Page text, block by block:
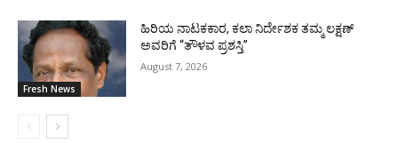
Fresh News
ಹಿರಿಯ ನಾಟಕಕಾರ, ಕಲಾ ನಿರ್ದೇಶಕ ತಮ್ಮ ಲಕ್ಷಣ್
ಅವರಿಗೆ “ತೌಳವ ಪ್ರಶಸ್ತಿ”
August 7, 2026